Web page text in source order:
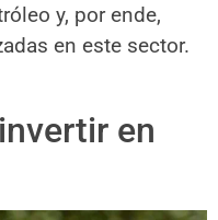
y, por ende,
en este sector.
en